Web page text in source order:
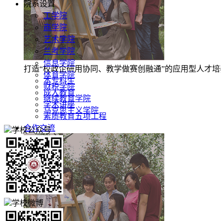
打造“校政企研用协同、教学做赛创融通”的应用型人才培
本专科生
成人教育
学术讲座
素质教育五项工程
合作交流
院系设置
工学院
商学院
艺术学院
兰考学院
信息学院
体育学院
财税学院
继续教育学院
马克思主义学院
学校公众号
学校微博